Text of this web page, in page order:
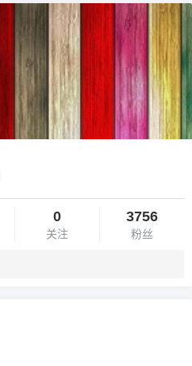
0
关注
3756
粉丝